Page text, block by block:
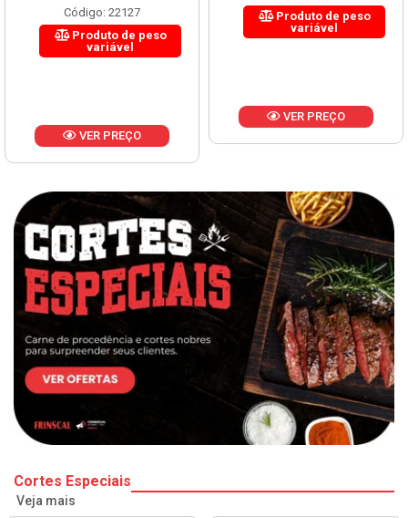
Código: 22127
Produto de peso
variável
VER PREÇO
Produto de peso
variável
VER PREÇO
Cortes Especiais
Veja mais